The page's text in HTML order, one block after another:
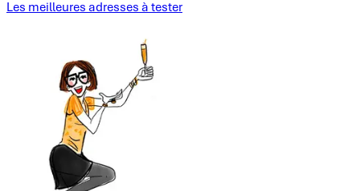
Les meilleures adresses à tester